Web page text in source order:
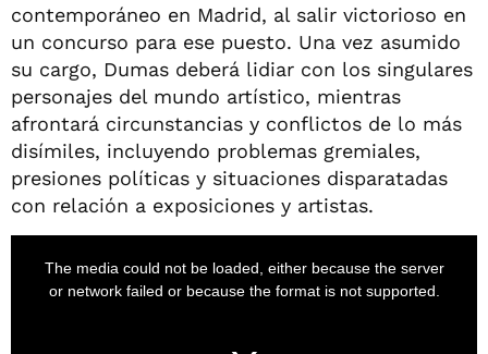
contemporáneo en Madrid, al salir victorioso en
un concurso para ese puesto. Una vez asumido
su cargo, Dumas deberá lidiar con los singulares
personajes del mundo artístico, mientras
afrontará circunstancias y conflictos de lo más
disímiles, incluyendo problemas gremiales,
presiones políticas y situaciones disparatadas
con relación a exposiciones y artistas.